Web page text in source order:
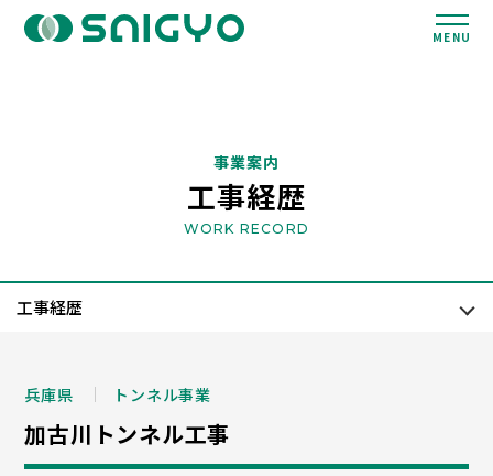
MENU
事業案内
工事経歴
WORK RECORD
兵庫県 トンネル事業
加古川トンネル工事